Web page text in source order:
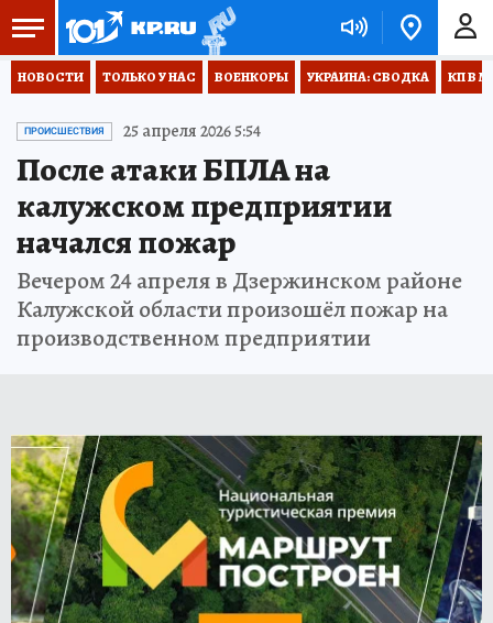
НОВОСТИ ТОЛЬКО У НАС ВОЕНКОРЫ УКРАИНА: СВОДКА КП В
ПРОИСШЕСТВИЯ 25 апреля 2026 5:54
После атаки БПЛА на
калужском предприятии
начался пожар
Вечером 24 апреля в Дзержинском районе
Калужской области произошёл пожар на
производственном предприятии